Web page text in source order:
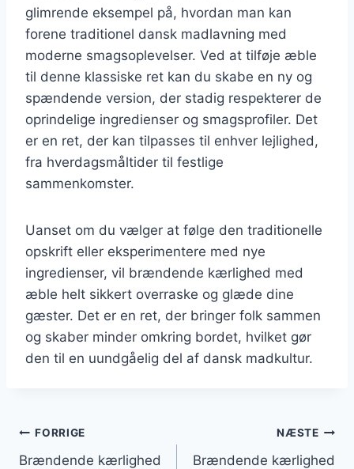
glimrende eksempel på, hvordan man kan
forene traditionel dansk madlavning med
moderne smagsoplevelser. Ved at tilføje æble
til denne klassiske ret kan du skabe en ny og
spændende version, der stadig respekterer de
oprindelige ingredienser og smagsprofiler. Det
er en ret, der kan tilpasses til enhver lejlighed,
fra hverdagsmåltider til festlige
sammenkomster.
Uanset om du vælger at følge den traditionelle
opskrift eller eksperimentere med nye
ingredienser, vil brændende kærlighed med
æble helt sikkert overraske og glæde dine
gæster. Det er en ret, der bringer folk sammen
og skaber minder omkring bordet, hvilket gør
den til en uundgåelig del af dansk madkultur.
Indlægsnavigation
FORRIGE
Brændende kærlighed
NÆSTE
Brændende kærlighed